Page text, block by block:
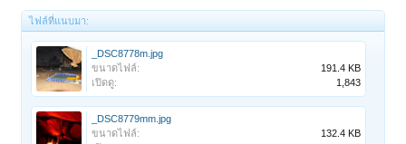
ไฟล์ที่แนบมา:
_DSC8778m.jpg
ขนาดไฟล์:
191.4 KB
เปิดดู:
1,843
_DSC8779mm.jpg
ขนาดไฟล์:
132.4 KB